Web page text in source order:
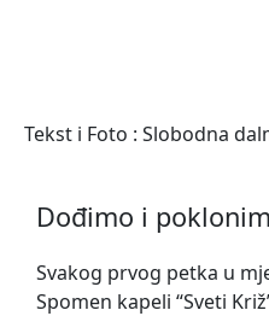
Tekst i Foto : Slobodna
Dođimo i
Svakog prvog petka u
Spomen kapeli “Sveti